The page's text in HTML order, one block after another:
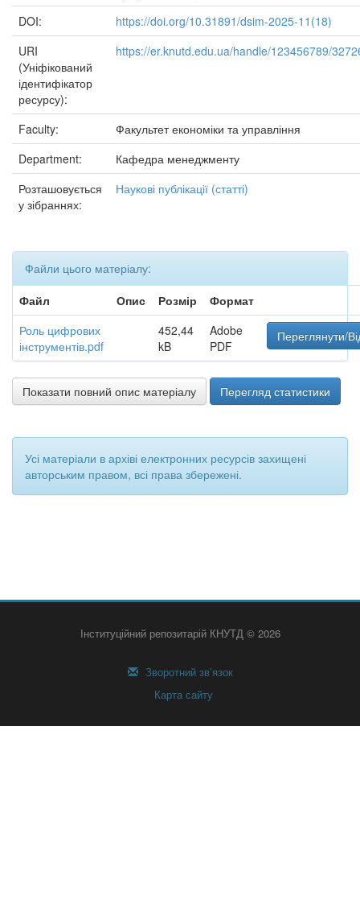
DOI:
https://doi.org/10.31891/dsim-2025-11(18)
URI
(Уніфікований
ідентифікатор
ресурсу):
https://er.knutd.edu.ua/handle/123456789/
Faculty:
Факультет економіки та управління
Department:
Кафедра менеджменту
Розташовується
у зібраннях:
Наукові публікації (статті)
Файли цього матеріалу:
Файл
Опис Розмір
Формат
Роль цифрових
інструментів.pdf
452,44
kB
Adobe
PDF
Переглянути/
Показати повний опис матеріалу Перегляд статистики
Усі матеріали в архіві електронних ресурсів захищені
авторським правом, всі права збережені.
Інституційний репозитарій КНУТД © 2026
Зворотний зв’язок
Карта сайту